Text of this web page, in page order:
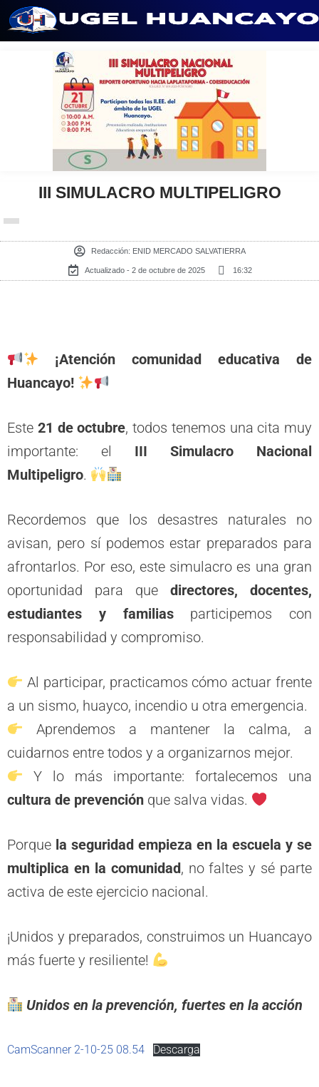
contenido
III SIMULACRO MULTIPELIGRO
Redacción: ENID MERCADO SALVATIERRA
Actualizado - 2 de octubre de 2025 16:32
¡Atención comunidad educativa de
Huancayo!
Este 21 de octubre, todos tenemos una cita muy
importante: el III Simulacro Nacional
Multipeligro.
Recordemos que los desastres naturales no
avisan, pero sí podemos estar preparados para
afrontarlos. Por eso, este simulacro es una gran
oportunidad para que directores, docentes,
estudiantes y familiasparticipemos con
responsabilidad y compromiso.
Al participar, practicamos cómo actuar frente
a un sismo, huayco, incendio u otra emergencia.
Aprendemos a mantener la calma, a
cuidarnos entre todos y a organizarnos mejor.
Y lo más importante: fortalecemos una
cultura de prevención que salva vidas.
Porque la seguridad empieza en la escuela y se
multiplica en la comunidad, no faltes y sé parte
activa de este ejercicio nacional.
¡Unidos y preparados, construimos un Huancayo
más fuerte y resiliente!
Unidos en la prevención, fuertes en la acción
CamScanner 2-10-25 08.54 Descarga